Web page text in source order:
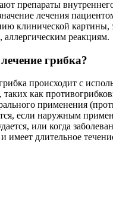
препараты
лечения
клинической картины,
аллергическим реакциям.
грибка?
происходит с
как
применения
если наружным
или когда
имеет длительное